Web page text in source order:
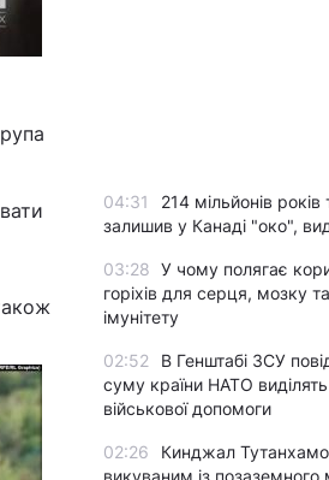
04:31
214 мільйонів
залишив у Канаді "око",
03:28 У чому полягає
горіхів для серця, мозку
імунітету
02:52
В Генштабі ЗСУ
суму країни НАТО виділять
військової допомоги
02:26
Кинджал
викуваним із позаземного